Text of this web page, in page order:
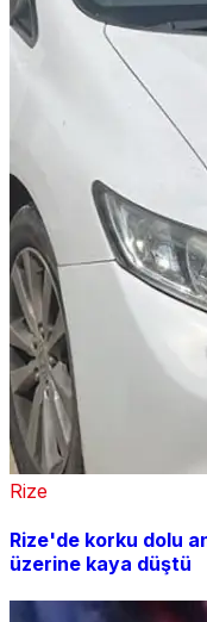
Rize
Rize'de korku dolu
üzerine kaya düştü